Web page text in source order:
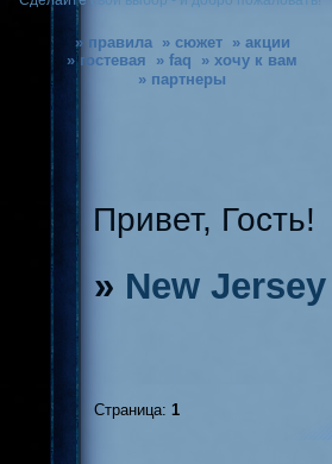
» правила » сюжет
» акции
» гостевая
» faq
» хочу к вам
» партнеры
Привет, Гость!
» New Jersey
Страница: 1